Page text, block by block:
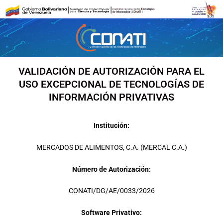
contenido
VALIDACIÓN DE AUTORIZACIÓN PARA EL
USO EXCEPCIONAL DE TECNOLOGÍAS DE
INFORMACIÓN PRIVATIVAS
Institución:
MERCADOS DE ALIMENTOS, C.A. (MERCAL C.A.)
Número de Autorización:
CONATI/DG/AE/0033/2026
Software Privativo: